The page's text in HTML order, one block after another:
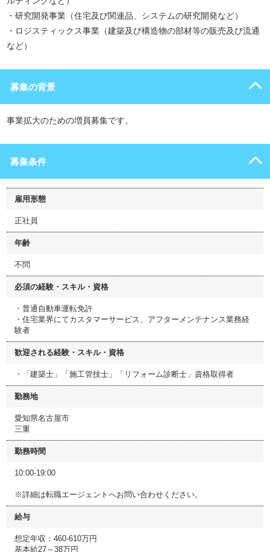
・研究開発事業（住宅及び関連品、システムの研究開発など）
・ロジスティックス事業（建築及び構造物の部材等の販売及び流通
など）
募集の背景
事業拡大のための増員募集です。
募集条件
雇用形態
正社員
年齢
不問
必須の経験・スキル・資格
・普通自動車運転免許
・住宅業界にてカスタマーサービス、アフターメンテナンス業務経
験者
歓迎される経験・スキル・資格
・「建築士」「施工管技士」「リフォーム診断士」資格取得者
勤務地
愛知県名古屋市
三重
勤務時間
10:00-19:00
※詳細は転職エージェントへお問い合わせください。
給与
想定年収：460-610万円
基本給27～38万円